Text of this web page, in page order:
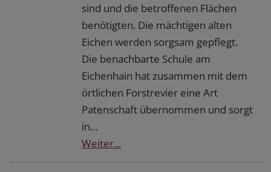
sind und die betroffenen Flächen
benötigten. Die mächtigen alten
Eichen werden sorgsam gepflegt.
Die benachbarte Schule am
Eichenhain hat zusammen mit dem
örtlichen Forstrevier eine Art
Patenschaft übernommen und sorgt
in…
Weiter...